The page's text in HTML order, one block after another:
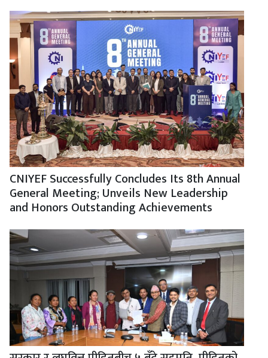
CNIYEF Successfully Concludes Its 8th Annual
General Meeting; Unveils New Leadership
and Honors Outstanding Achievements